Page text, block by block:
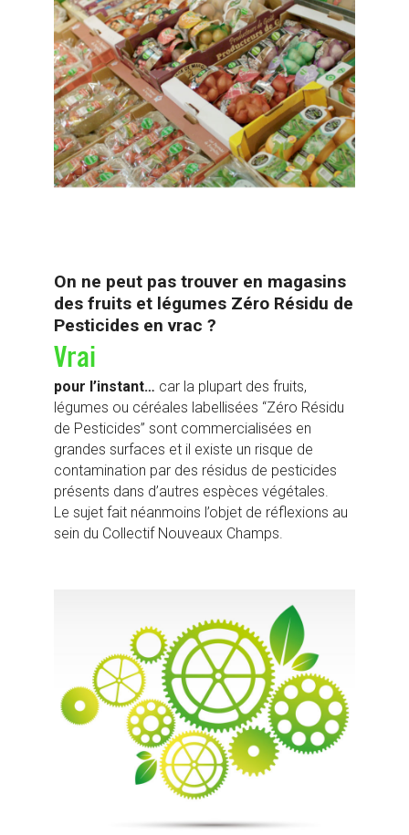
On ne peut pas trouver en magasins
des fruits et légumes Zéro Résidu de
Pesticides en vrac ?
Vrai
pour l’instant… car la plupart des fruits,
légumes ou céréales labellisées “Zéro Résidu
de Pesticides” sont commercialisées en
grandes surfaces et il existe un risque de
contamination par des résidus de pesticides
présents dans d’autres espèces végétales.
Le sujet fait néanmoins l’objet de réflexions au
sein du Collectif Nouveaux Champs.